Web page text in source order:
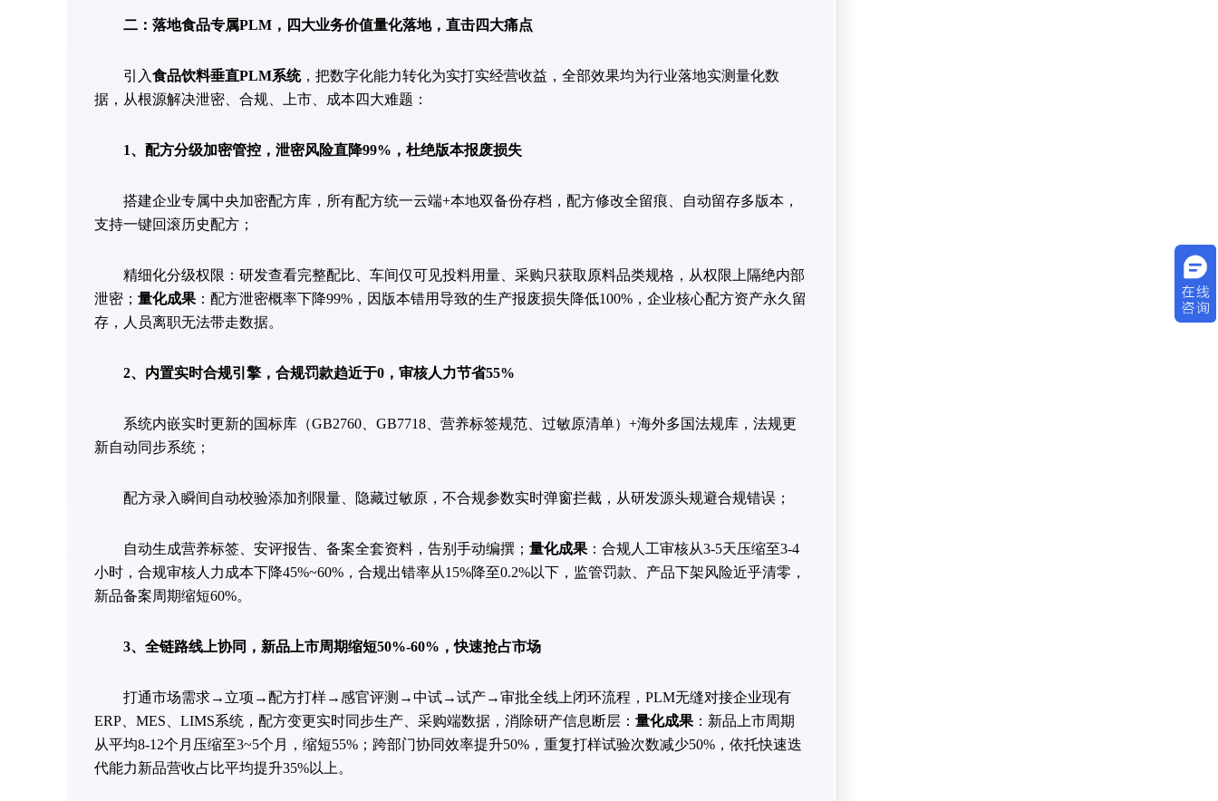
二：落地食品专属PLM，四大业务价值量化落地，直击四大痛点
引入食品饮料垂直PLM系统，把数字化能力转化为实打实经营收益，全部效果均为行业落地实测量化数
据，从根源解决泄密、合规、上市、成本四大难题：
1、配方分级加密管控，泄密风险直降99%，杜绝版本报废损失
搭建企业专属中央加密配方库，所有配方统一云端+本地双备份存档，配方修改全留痕、自动留存多版本，
支持一键回滚历史配方；
精细化分级权限：研发查看完整配比、车间仅可见投料用量、采购只获取原料品类规格，从权限上隔绝内部
泄密； 量化成果 ：配方泄密概率下降99%，因版本错用导致的生产报废损失降低100%，企业核心配方资产永久留
存，人员离职无法带走数据。
2、内置实时合规引擎，合规罚款趋近于0，审核人力节省55%
系统内嵌实时更新的国标库（GB2760、GB7718、营养标签规范、过敏原清单）+海外多国法规库，法规更
新自动同步系统；
配方录入瞬间自动校验添加剂限量、隐藏过敏原，不合规参数实时弹窗拦截，从研发源头规避合规错误；
自动生成营养标签、安评报告、备案全套资料，告别手动编撰； 量化成果 ：合规人工审核从3-5天压缩至3-4
小时，合规审核人力成本下降45%~60%，合规出错率从15%降至0.2%以下，监管罚款、产品下架风险近乎清零，
新品备案周期缩短60%。
3、全链路线上协同，新品上市周期缩短50%-60%，快速抢占市场
打通市场需求→立项→配方打样→感官评测→中试→试产→审批全线上闭环流程，PLM无缝对接企业现有
ERP、MES、LIMS系统，配方变更实时同步生产、采购端数据，消除研产信息断层： 量化成果 ：新品上市周期
从平均8-12个月压缩至3~5个月，缩短55%；跨部门协同效率提升50%，重复打样试验次数减少50%，依托快速迭
代能力新品营收占比平均提升35%以上。